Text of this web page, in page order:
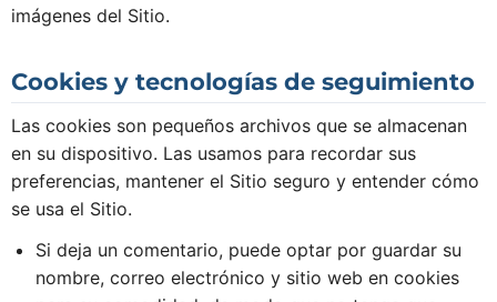
imágenes del Sitio.
Cookies y tecnologías de seguimiento
Las cookies son pequeños archivos que se almacenan
en su dispositivo. Las usamos para recordar sus
preferencias, mantener el Sitio seguro y entender cómo
se usa el Sitio.
Si deja un comentario, puede optar por guardar su
nombre, correo electrónico y sitio web en cookies